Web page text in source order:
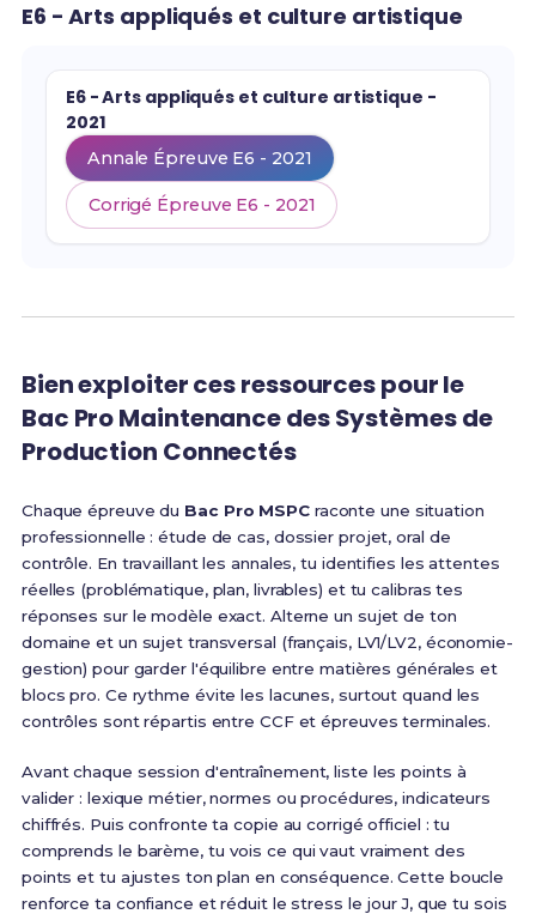
E6 - Arts appliqués et culture artistique
E6 - Arts appliqués et culture artistique -
2021
Annale Épreuve E6 - 2021
Corrigé Épreuve E6 - 2021
Bien exploiter ces ressources pour le
Bac Pro Maintenance des Systèmes de
Production Connectés
Chaque épreuve du Bac Pro MSPCraconte une situation
professionnelle : étude de cas, dossier projet, oral de
contrôle. En travaillant les annales, tu identifies les attentes
réelles (problématique, plan, livrables) et tu calibras tes
réponses sur le modèle exact. Alterne un sujet de ton
domaine et un sujet transversal (français, LV1/LV2, économie-
gestion) pour garder l'équilibre entre matières générales et
blocs pro. Ce rythme évite les lacunes, surtout quand les
contrôles sont répartis entre CCF et épreuves terminales.
Avant chaque session d'entraînement, liste les points à
valider : lexique métier, normes ou procédures, indicateurs
chiffrés. Puis confronte ta copie au corrigé officiel : tu
comprends le barème, tu vois ce qui vaut vraiment des
points et tu ajustes ton plan en conséquence. Cette boucle
renforce ta confiance et réduit le stress le jour J, que tu sois